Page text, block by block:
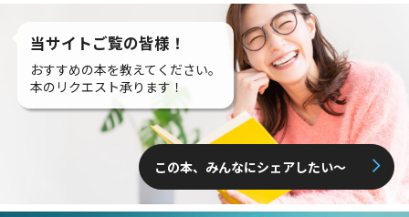
当サイトご覧の皆様！
おすすめの本を教えてください。
本のリクエスト承ります！
この本、みんなにシェアしたい〜